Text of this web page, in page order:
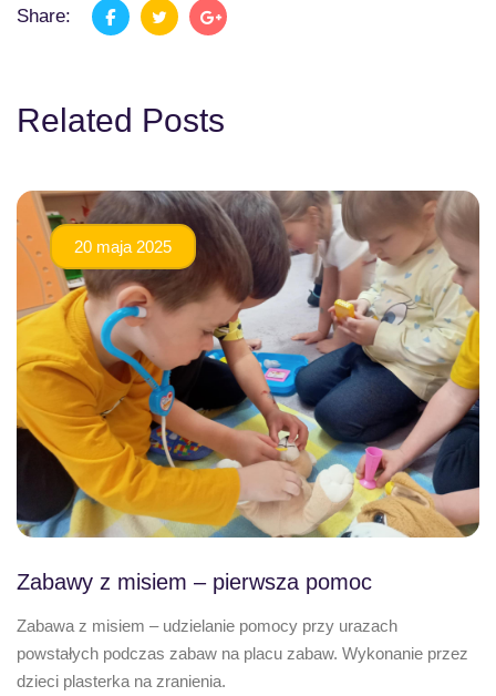
Share:
Related Posts
20 maja 2025
Zabawy z misiem – pierwsza pomoc
Zabawa z misiem – udzielanie pomocy przy urazach
powstałych podczas zabaw na placu zabaw. Wykonanie przez
dzieci plasterka na zranienia.